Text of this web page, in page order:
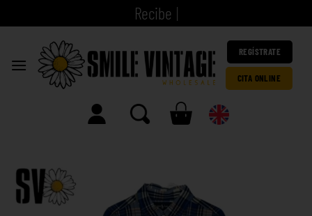
|
REGÍSTRATE
CITA ONLINE